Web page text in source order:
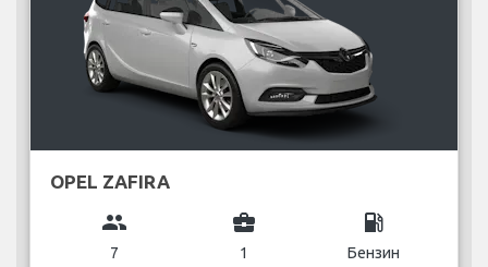
OPEL ZAFIRA
group
7
business_center
1
local_gas_station
Бензин